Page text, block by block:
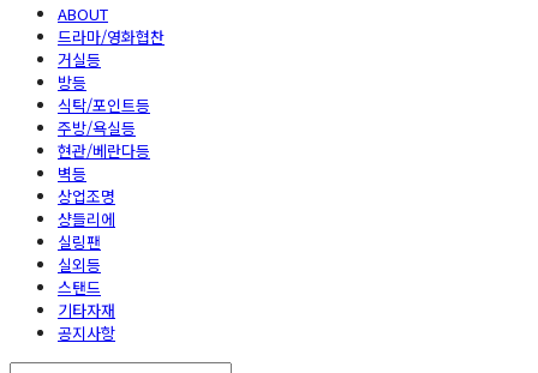
ABOUT
드라마/영화협찬
거실등
방등
식탁/포인트등
주방/욕실등
현관/베란다등
벽등
상업조명
샹들리에
실링팬
실외등
스탠드
기타자재
공지사항